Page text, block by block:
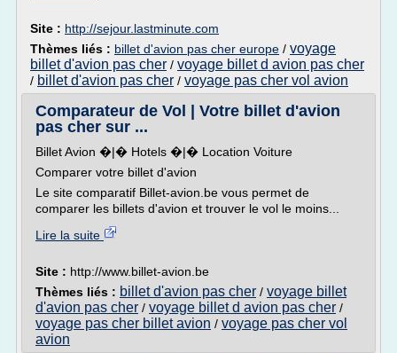
Site : http://sejour.lastminute.com
Thèmes liés : billet d'avion pas cher europe / voyage
billet d'avion pas cher / voyage billet d avion pas cher
/ billet d'avion pas cher / voyage pas cher vol avion
Comparateur de Vol | Votre billet d'avion
pas cher sur ...
Billet Avion �|� Hotels �|� Location Voiture
Comparer votre billet d'avion
Le site comparatif Billet-avion.be vous permet de
comparer les billets d'avion et trouver le vol le moins...
Lire la suite
Site : http://www.billet-avion.be
Thèmes liés : billet d'avion pas cher / voyage billet
d'avion pas cher / voyage billet d avion pas cher /
voyage pas cher billet avion / voyage pas cher vol
avion